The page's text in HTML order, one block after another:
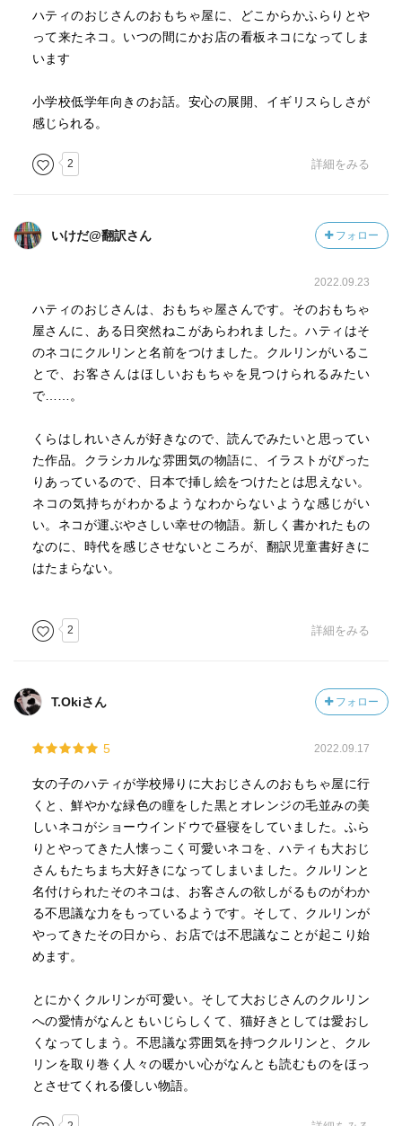
ハティのおじさんのおもちゃ屋に、どこからかふらりとや
って来たネコ。いつの間にかお店の看板ネコになってしま
います
小学校低学年向きのお話。安心の展開、イギリスらしさが
感じられる。
2 詳細をみる
いけだ@翻訳さん フォロー
2022.09.23
ハティのおじさんは、おもちゃ屋さんです。そのおもちゃ
屋さんに、ある日突然ねこがあらわれました。ハティはそ
のネコにクルリンと名前をつけました。クルリンがいるこ
とで、お客さんはほしいおもちゃを見つけられるみたい
で……。
くらはしれいさんが好きなので、読んでみたいと思ってい
た作品。クラシカルな雰囲気の物語に、イラストがぴった
りあっているので、日本で挿し絵をつけたとは思えない。
ネコの気持ちがわかるようなわからないような感じがい
い。ネコが運ぶやさしい幸せの物語。新しく書かれたもの
なのに、時代を感じさせないところが、翻訳児童書好きに
はたまらない。
2 詳細をみる
T.Okiさん フォロー
5 2022.09.17
女の子のハティが学校帰りに大おじさんのおもちゃ屋に行
くと、鮮やかな緑色の瞳をした黒とオレンジの毛並みの美
しいネコがショーウインドウで昼寝をしていました。ふら
りとやってきた人懐っこく可愛いネコを、ハティも大おじ
さんもたちまち大好きになってしまいました。クルリンと
名付けられたそのネコは、お客さんの欲しがるものがわか
る不思議な力をもっているようです。そして、クルリンが
やってきたその日から、お店では不思議なことが起こり始
めます。
とにかくクルリンが可愛い。そして大おじさんのクルリン
への愛情がなんともいじらしくて、猫好きとしては愛おし
くなってしまう。不思議な雰囲気を持つクルリンと、クル
リンを取り巻く人々の暖かい心がなんとも読むものをほっ
とさせてくれる優しい物語。